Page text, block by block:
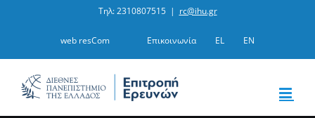
Τηλ: 2310807515 | rc@ihu.gr
web resCom Επικοινωνία EL EN